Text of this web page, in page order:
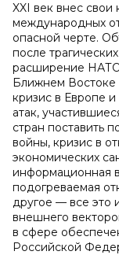
XXI век внес свои
международных
опасной черте.
после
расширение НАТО
Ближнем Востоке
кризис в Европе
атак,
стран поставить
войны, кризис в
экономических
информационная
подогреваемая
другое — все это
внешнего
в сфере
Российской